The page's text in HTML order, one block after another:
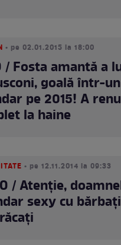
• pe 02.01.2015 la 18:00
/ Fosta amantă a
goală într-un
pe 2015! A
la haine
• pe 12.11.2014 la 09:33
/ Atenţie,
sexy cu bărbaţi